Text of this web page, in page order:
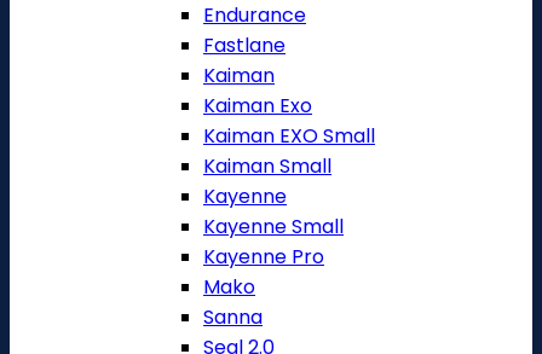
Endurance
Fastlane
Kaiman
Kaiman Exo
Kaiman EXO Small
Kaiman Small
Kayenne
Kayenne Small
Kayenne Pro
Mako
Sanna
Seal 2.0